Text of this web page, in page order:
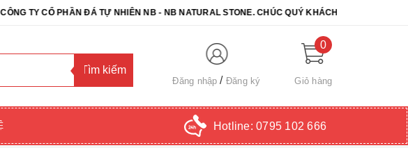
ĐÁ TỰ NHIÊN NB - NB NATURAL STONE. CHÚC QUÝ KHÁCH CHỌN ĐƯỢC SẢN PHẨM ƯNG Ý
Đăng nhập Đăng ký
0
Giỏ hàng
Hotline: 0795 102 666